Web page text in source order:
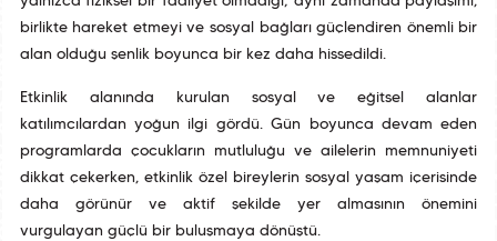
birlikte hareket etmeyi ve sosyal bağları güçlendiren önemli bir
alan olduğu şenlik boyunca bir kez daha hissedildi.
Etkinlik alanında kurulan sosyal ve eğitsel alanlar
katılımcılardan yoğun ilgi gördü. Gün boyunca devam eden
programlarda çocukların mutluluğu ve ailelerin memnuniyeti
dikkat çekerken, etkinlik özel bireylerin sosyal yaşam içerisinde
daha görünür ve aktif şekilde yer almasının önemini
vurgulayan güçlü bir buluşmaya dönüştü.